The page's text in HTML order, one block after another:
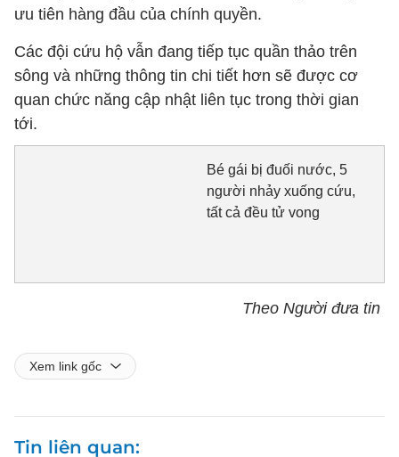
ưu tiên hàng đầu của chính quyền.
Các đội cứu hộ vẫn đang tiếp tục quần thảo trên
sông và những thông tin chi tiết hơn sẽ được cơ
quan chức năng cập nhật liên tục trong thời gian
tới.
Bé gái bị đuối nước, 5
người nhảy xuống cứu,
tất cả đều tử vong
Theo Người đưa tin
Xem link gốc
Tin liên quan